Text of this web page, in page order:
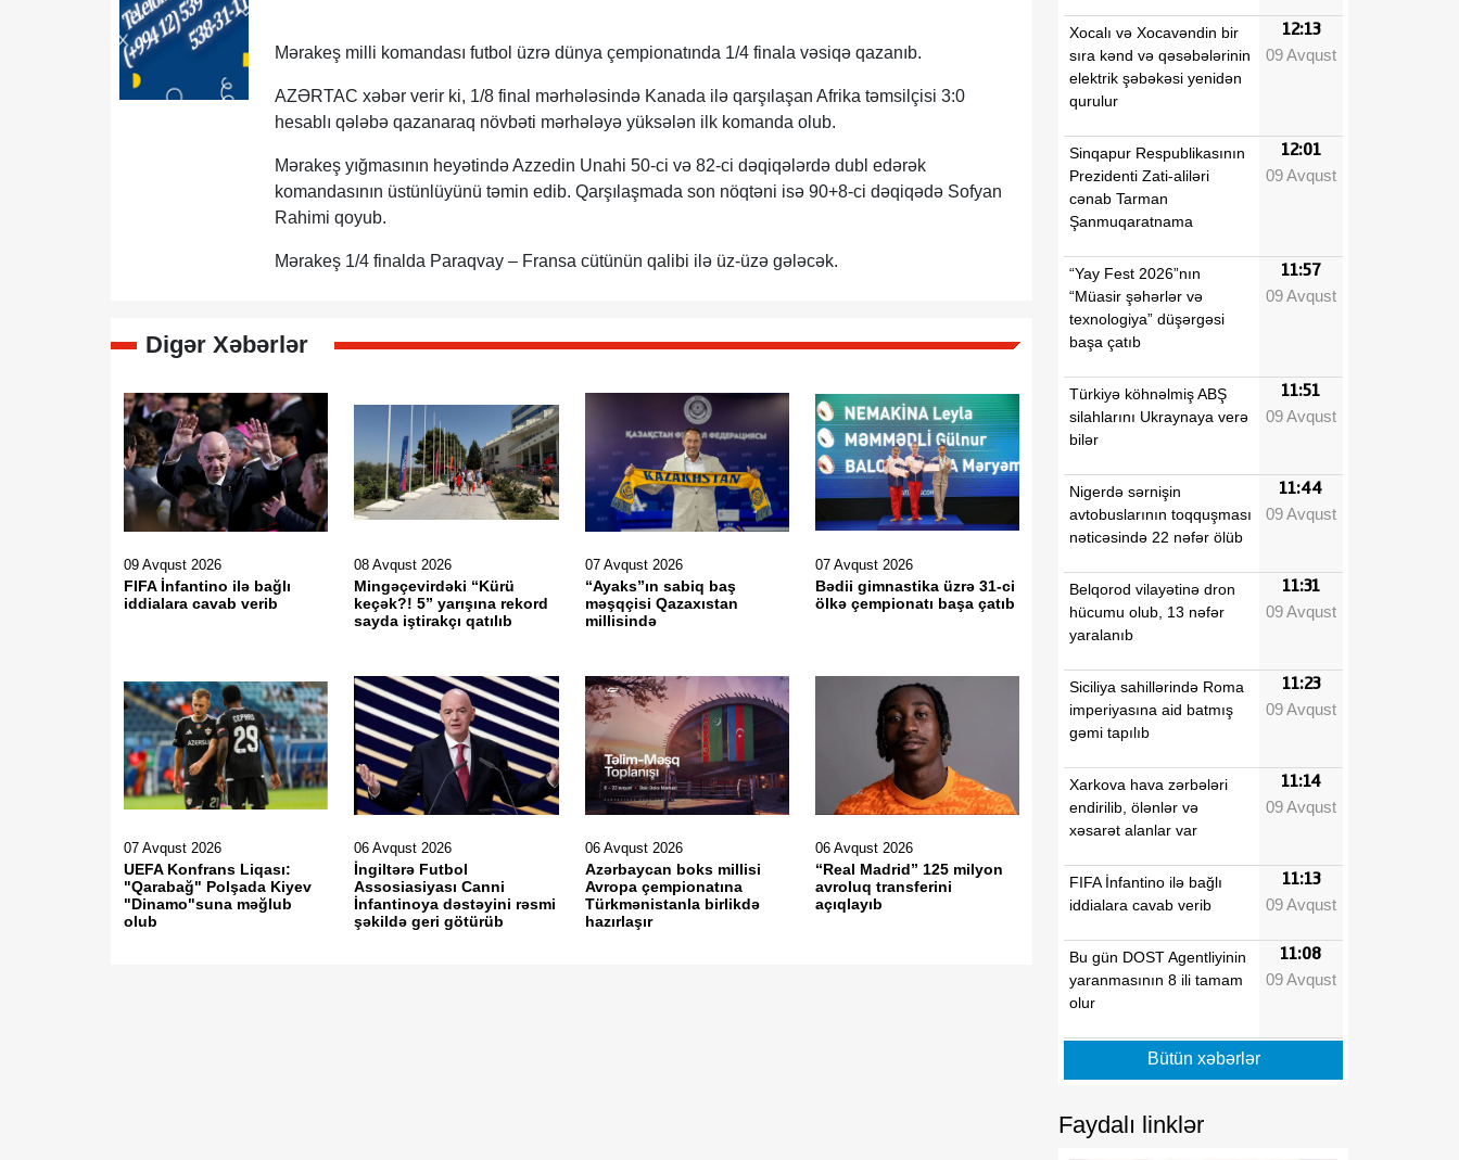
Mərakeş milli komandası futbol üzrə dünya çempionatında 1/4 finala vəsiqə qazanıb.
AZƏRTAC xəbər verir ki, 1/8 final mərhələsində Kanada ilə qarşılaşan Afrika təmsilçisi 3:0
hesablı qələbə qazanaraq növbəti mərhələyə yüksələn ilk komanda olub.
Mərakeş yığmasının heyətində Azzedin Unahi 50-ci və 82-ci dəqiqələrdə dubl edərək
komandasının üstünlüyünü təmin edib. Qarşılaşmada son nöqtəni isə 90+8-ci dəqiqədə Sofyan
Rahimi qoyub.
Mərakeş 1/4 finalda Paraqvay – Fransa cütünün qalibi ilə üz-üzə gələcək.
Digər Xəbərlər
09 Avqust 2026
FIFA İnfantino ilə bağlı
iddialara cavab verib
08 Avqust 2026
Mingəçevirdəki “Kürü
keçək?! 5” yarışına rekord
sayda iştirakçı qatılıb
07 Avqust 2026
“Ayaks”ın sabiq baş
məşqçisi Qazaxıstan
millisində
07 Avqust 2026
Bədii gimnastika üzrə 31-ci
ölkə çempionatı başa çatıb
07 Avqust 2026
UEFA Konfrans Liqası:
"Qarabağ" Polşada Kiyev
"Dinamo"suna məğlub
olub
06 Avqust 2026
İngiltərə Futbol
Assosiasiyası Canni
İnfantinoya dəstəyini rəsmi
şəkildə geri götürüb
06 Avqust 2026
Azərbaycan boks millisi
Avropa çempionatına
Türkmənistanla birlikdə
hazırlaşır
06 Avqust 2026
“Real Madrid” 125 milyon
avroluq transferini
açıqlayıb
Xocalı və Xocavəndin bir
sıra kənd və qəsəbələrinin
elektrik şəbəkəsi yenidən
qurulur
12:13
09 Avqust
Sinqapur Respublikasının
Prezidenti Zati-aliləri
cənab Tarman
Şanmuqaratnama
12:01
09 Avqust
“Yay Fest 2026”nın
“Müasir şəhərlər və
texnologiya” düşərgəsi
başa çatıb
11:57
09 Avqust
Türkiyə köhnəlmiş ABŞ
silahlarını Ukraynaya verə
bilər
11:51
09 Avqust
Nigerdə sərnişin
avtobuslarının toqquşması
nəticəsində 22 nəfər ölüb
11:44
09 Avqust
Belqorod vilayətinə dron
hücumu olub, 13 nəfər
yaralanıb
11:31
09 Avqust
Siciliya sahillərində Roma
imperiyasına aid batmış
gəmi tapılıb
11:23
09 Avqust
Xarkova hava zərbələri
endirilib, ölənlər və
xəsarət alanlar var
11:14
09 Avqust
FIFA İnfantino ilə bağlı
iddialara cavab verib
11:13
09 Avqust
Bu gün DOST Agentliyinin
yaranmasının 8 ili tamam
olur
11:08
09 Avqust
Bu gün Beynəlxalq Yerli
Xalqlar Günüdür
09 Avqust
Marko Rubio: ABŞ
Bütün xəbərlər
Faydalı linklər